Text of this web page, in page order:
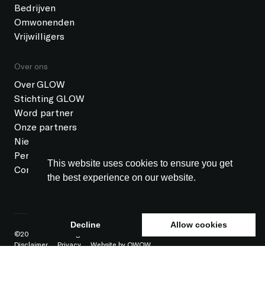
This website uses cookies to ensure you get
the best experience on our website.
Decline Allow cookies
Bedrijven
Omwonenden
Vrijwilligers
Over ons
Over GLOW
Stichting GLOW
Word partner
Onze partners
Nieuws
Pers
Contact
©2026 GLOW All rights reserved
Disclaimer
Privacy Website by OWOW